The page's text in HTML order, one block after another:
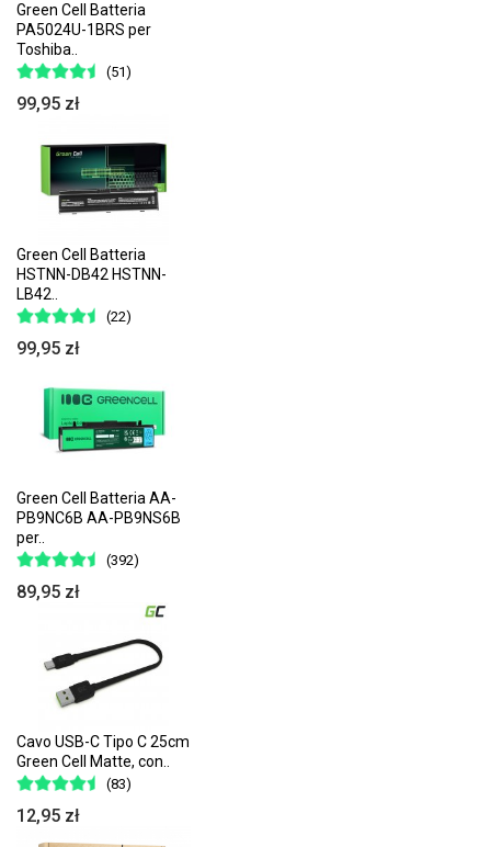
Green Cell Batteria
PA5024U-1BRS per
Toshiba..
(51)
99,95 zł
Green Cell Batteria
HSTNN-DB42 HSTNN-
LB42..
(22)
99,95 zł
Green Cell Batteria AA-
PB9NC6B AA-PB9NS6B
per..
(392)
89,95 zł
Cavo USB-C Tipo C 25cm
Green Cell Matte, con..
(83)
12,95 zł